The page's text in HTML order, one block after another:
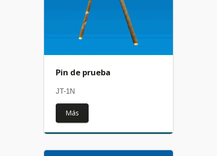
Pin de prueba
JT-1N
Más